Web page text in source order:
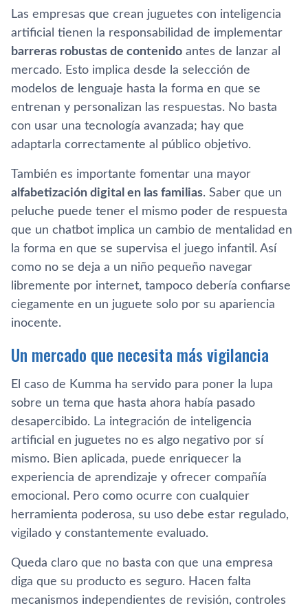
Las empresas que crean juguetes con inteligencia
artificial tienen la responsabilidad de implementar
barreras robustas de contenido antes de lanzar al
mercado. Esto implica desde la selección de
modelos de lenguaje hasta la forma en que se
entrenan y personalizan las respuestas. No basta
con usar una tecnología avanzada; hay que
adaptarla correctamente al público objetivo.
También es importante fomentar una mayor
alfabetización digital en las familias. Saber que un
peluche puede tener el mismo poder de respuesta
que un chatbot implica un cambio de mentalidad en
la forma en que se supervisa el juego infantil. Así
como no se deja a un niño pequeño navegar
libremente por internet, tampoco debería confiarse
ciegamente en un juguete solo por su apariencia
inocente.
Un mercado que necesita más vigilancia
El caso de Kumma ha servido para poner la lupa
sobre un tema que hasta ahora había pasado
desapercibido. La integración de inteligencia
artificial en juguetes no es algo negativo por sí
mismo. Bien aplicada, puede enriquecer la
experiencia de aprendizaje y ofrecer compañía
emocional. Pero como ocurre con cualquier
herramienta poderosa, su uso debe estar regulado,
vigilado y constantemente evaluado.
Queda claro que no basta con que una empresa
diga que su producto es seguro. Hacen falta
mecanismos independientes de revisión, controles